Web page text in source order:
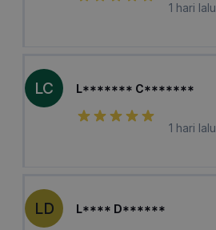
1 hari lalu
LC L******* C*******
1 hari lalu
LD L**** D******